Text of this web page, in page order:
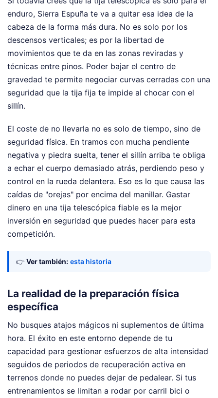
enduro, Sierra Espuña te va a quitar esa idea de la
cabeza de la forma más dura. No es solo por los
descensos verticales; es por la libertad de
movimientos que te da en las zonas reviradas y
técnicas entre pinos. Poder bajar el centro de
gravedad te permite negociar curvas cerradas con una
seguridad que la tija fija te impide al chocar con el
sillín.
El coste de no llevarla no es solo de tiempo, sino de
seguridad física. En tramos con mucha pendiente
negativa y piedra suelta, tener el sillín arriba te obliga
a echar el cuerpo demasiado atrás, perdiendo peso y
control en la rueda delantera. Eso es lo que causa las
caídas de "orejas" por encima del manillar. Gastar
dinero en una tija telescópica fiable es la mejor
inversión en seguridad que puedes hacer para esta
competición.
👉 Ver también: esta historia
La realidad de la preparación física
específica
No busques atajos mágicos ni suplementos de última
hora. El éxito en este entorno depende de tu
capacidad para gestionar esfuerzos de alta intensidad
seguidos de periodos de recuperación activa en
terrenos donde no puedes dejar de pedalear. Si tus
entrenamientos se limitan a rodar por carril bici o